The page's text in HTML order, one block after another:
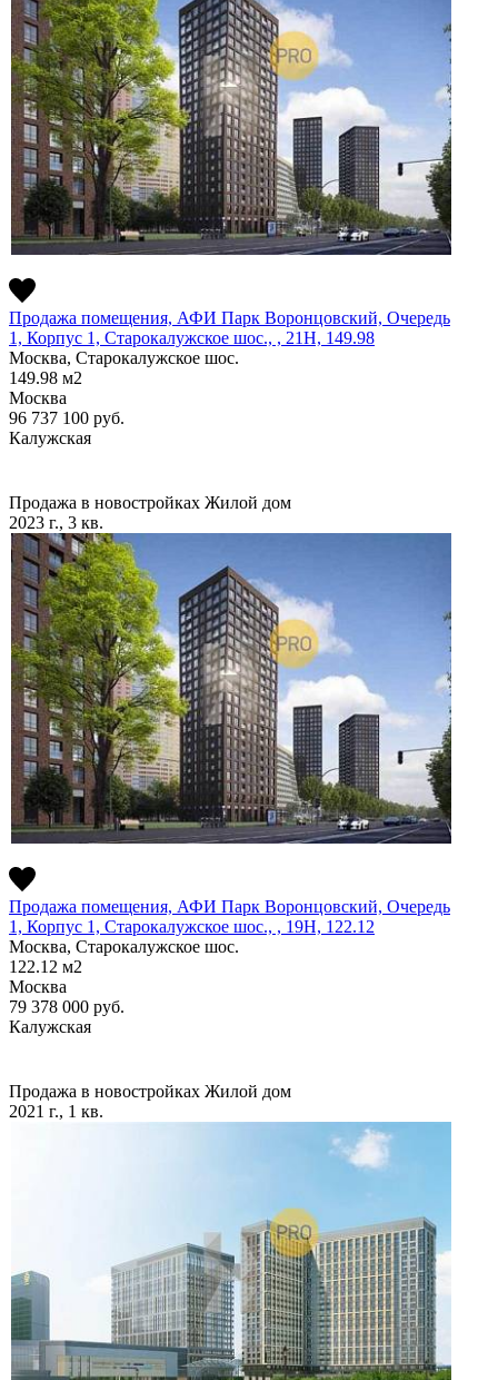
Продажа помещения, АФИ Парк Воронцовский, Очередь
1, Корпус 1, Старокалужское шос., , 21H, 149.98
Москва, Старокалужское шос.
149.98 м2
Москва
96 737 100 руб.
Калужская
Продажа в новостройках Жилой дом
2023 г., 3 кв.
Продажа помещения, АФИ Парк Воронцовский, Очередь
1, Корпус 1, Старокалужское шос., , 19H, 122.12
Москва, Старокалужское шос.
122.12 м2
Москва
79 378 000 руб.
Калужская
Продажа в новостройках Жилой дом
2021 г., 1 кв.